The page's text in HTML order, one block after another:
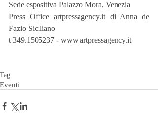
Sede espositiva Palazzo Mora, Venezia
Press Office artpressagency.it di Anna de
Fazio Siciliano
t 349.1505237 - www.artpressagency.it
Tag:
Eventi